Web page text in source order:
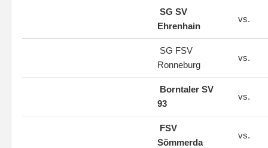
SG SV
Ehrenhain
vs.
SG FSV
Ronneburg
vs.
Borntaler SV
93
vs.
FSV
Sömmerda
vs.